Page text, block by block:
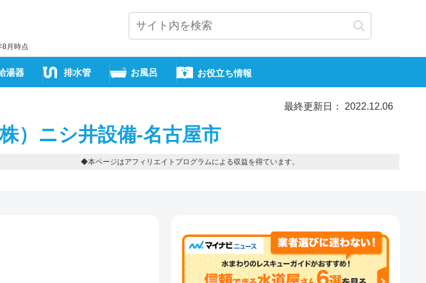
月時点
湯器 排水管 お風呂 お役立ち情報
最終更新日： 2022.12.06
株）ニシ井設備-名古屋市
◆本ページはアフィリエイトプログラムによる収益を得ています。